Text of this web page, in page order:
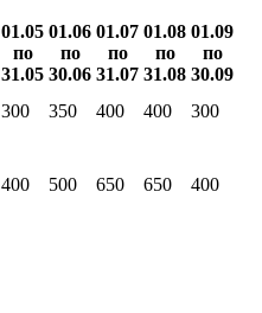
01.05
по
31.05
01.06
по
30.06
01.07
по
31.07
01.08
по
31.08
01.09
по
30.09
300 350 400 400
300
400 500 650 650
400